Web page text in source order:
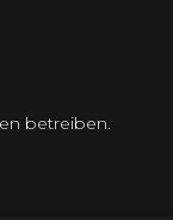
betreiben.